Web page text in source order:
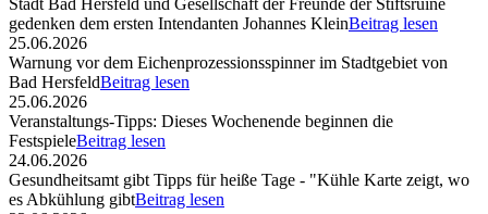
Stadt Bad Hersfeld und Gesellschaft der Freunde der Stiftsruine
gedenken dem ersten Intendanten Johannes KleinBeitrag lesen
25.06.2026
Warnung vor dem Eichenprozessionsspinner im Stadtgebiet von
Bad HersfeldBeitrag lesen
25.06.2026
Veranstaltungs-Tipps: Dieses Wochenende beginnen die
FestspieleBeitrag lesen
24.06.2026
Gesundheitsamt gibt Tipps für heiße Tage - "Kühle Karte zeigt, wo
es Abkühlung gibtBeitrag lesen